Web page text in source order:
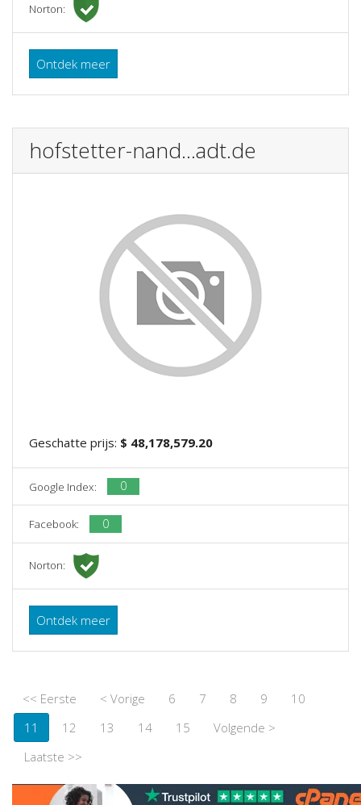
Norton:
Ontdek meer
hofstetter-nand...adt.de
Geschatte prijs: $ 48,178,579.20
Google Index: 0
Facebook: 0
Norton:
Ontdek meer
<< Eerste < Vorige 6 7 8 9
10
11
12 13 14 15
Volgende >
Laatste >>